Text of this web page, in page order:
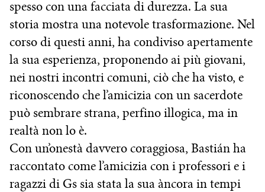
spesso con una facciata di durezza. La sua
storia mostra una notevole trasformazione. Nel
corso di questi anni, ha condiviso apertamente
la sua esperienza, proponendo ai più giovani,
nei nostri incontri comuni, ciò che ha visto, e
riconoscendo che l’amicizia con un sacerdote
può sembrare strana, perfino illogica, ma in
realtà non lo è.
Con un’onestà davvero coraggiosa, Bastián ha
raccontato come l’amicizia con i professori e i
ragazzi di Gs sia stata la sua àncora in tempi